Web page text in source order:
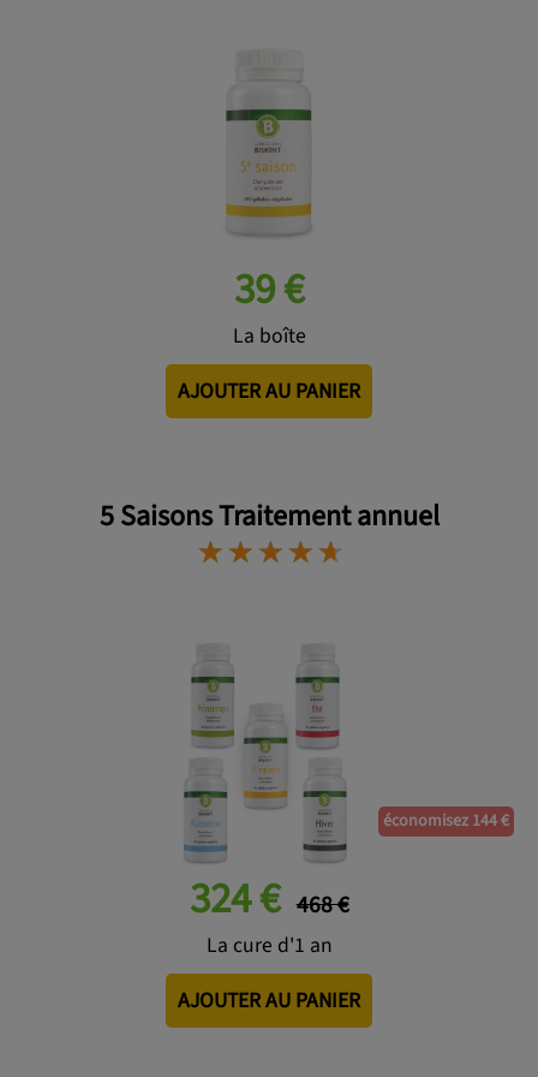
39 €
La boîte
AJOUTER AU PANIER
5 Saisons Traitement annuel
⋆⋆⋆⋆⋆
⋆⋆⋆⋆⋆
économisez 144 €
324 € 468 €
La cure d'1 an
AJOUTER AU PANIER